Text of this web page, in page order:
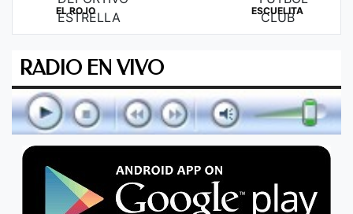
EL ROJO ESCUELITA
RADIO EN VIVO